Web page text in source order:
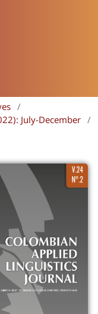
/
July-December /